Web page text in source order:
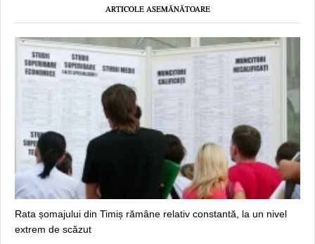
ARTICOLE ASEMĂNĂTOARE
Rata șomajului din Timiș rămâne relativ constantă, la un nivel
extrem de scăzut